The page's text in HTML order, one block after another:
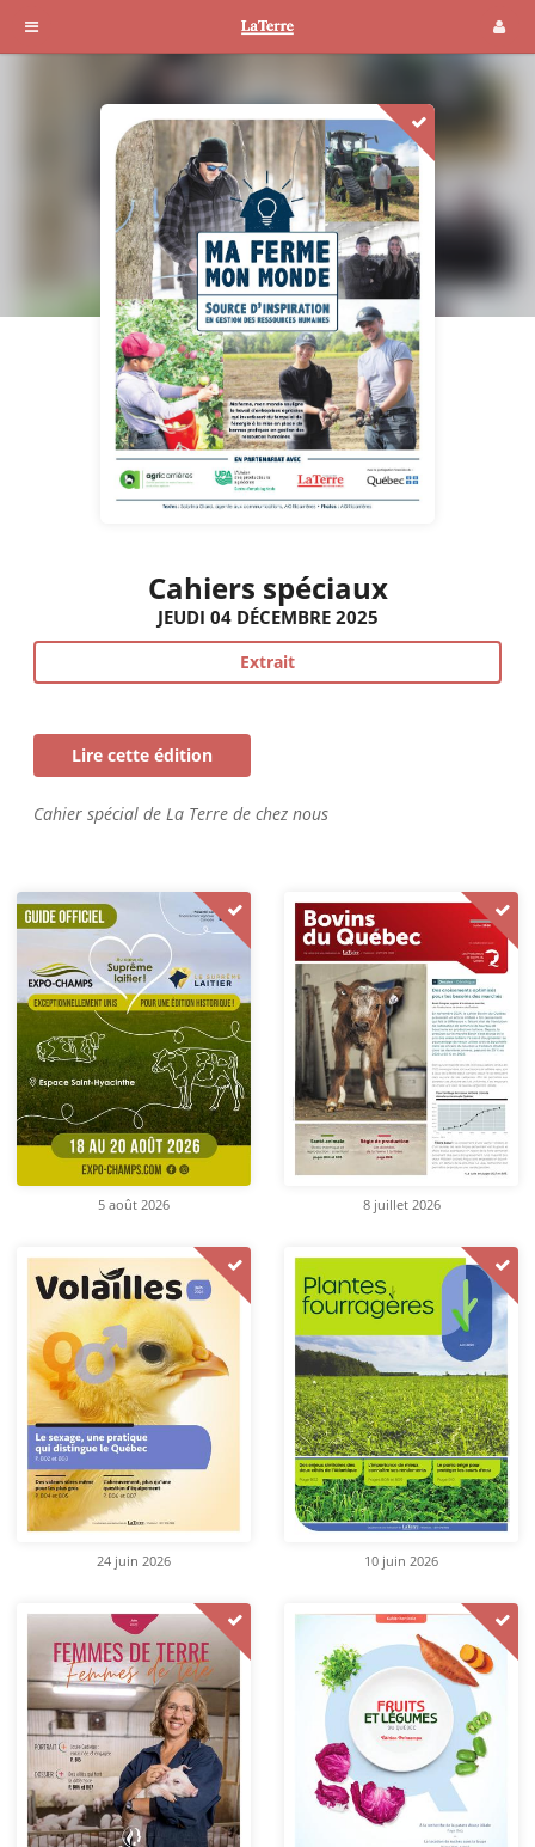
Cahiers spéciaux
JEUDI 04 DÉCEMBRE 2025
Extrait
Lire cette édition
Cahier spécial de La Terre de chez nous
5 août 2026 8 juillet 2026
24 juin 2026 10 juin 2026